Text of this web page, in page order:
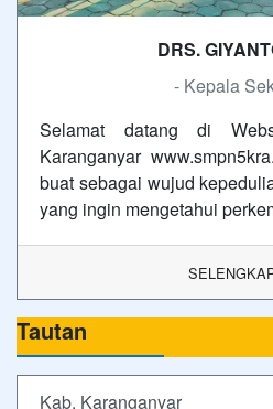
DRS.
- Kepala
Selamat datang di
Karanganyar
buat sebagai wujud
yang ingin mengetahui
Tautan
Kab. Karanganyar